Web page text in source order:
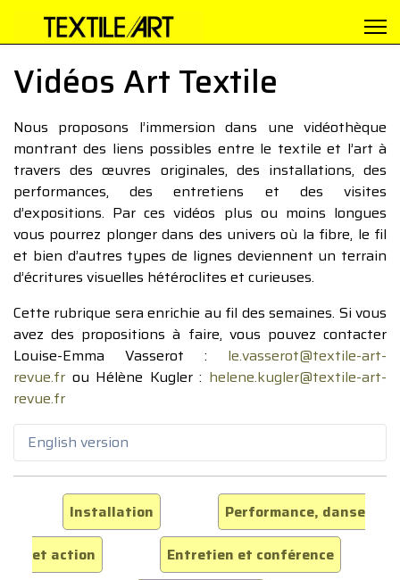
Vidéos Art Textile
Nous proposons l’immersion dans une vidéothèque
montrant des liens possibles entre le textile et l’art à
travers des œuvres originales, des installations, des
performances, des entretiens et des visites
d’expositions. Par ces vidéos plus ou moins longues
vous pourrez plonger dans des univers où la fibre, le fil
et bien d’autres types de lignes deviennent un terrain
d’écritures visuelles hétéroclites et curieuses.
Cette rubrique sera enrichie au fil des semaines. Si vous
avez des propositions à faire, vous pouvez contacter
Louise-Emma Vasserot : le.vasserot@textile-art-
revue.fr ou Hélène Kugler : helene.kugler@textile-art-
revue.fr
English version
Installation
Performance, danse
et action
Entretien et conférence